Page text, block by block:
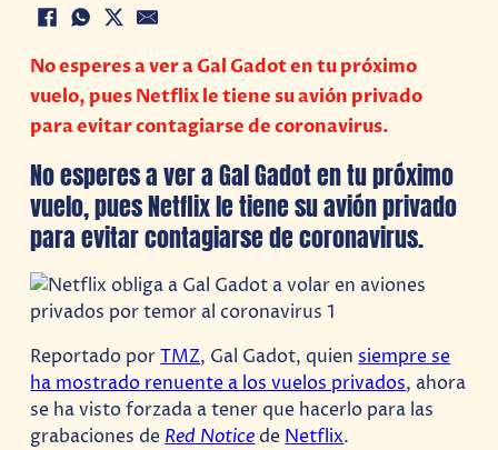
No esperes a ver a Gal Gadot en tu próximo
vuelo, pues Netflix le tiene su avión privado
para evitar contagiarse de coronavirus.
No esperes a ver a Gal Gadot en tu próximo
vuelo, pues Netflix le tiene su avión privado
para evitar contagiarse de coronavirus.
Reportado porTMZ, Gal Gadot, quien siempre se
ha mostrado renuente a los vuelos privados, ahora
se ha visto forzada a tener que hacerlo para las
grabaciones de Red Noticede Netflix.